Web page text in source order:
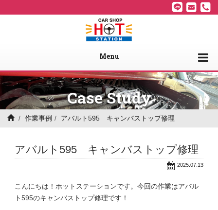
Menu
Case Study
作業事例 アバルト595 キャンバストップ修理
アバルト595 キャンバストップ修理
2025.07.13
こんにちは！ホットステーションです。今回の作業はアバル
ト595のキャンバストップ修理です！